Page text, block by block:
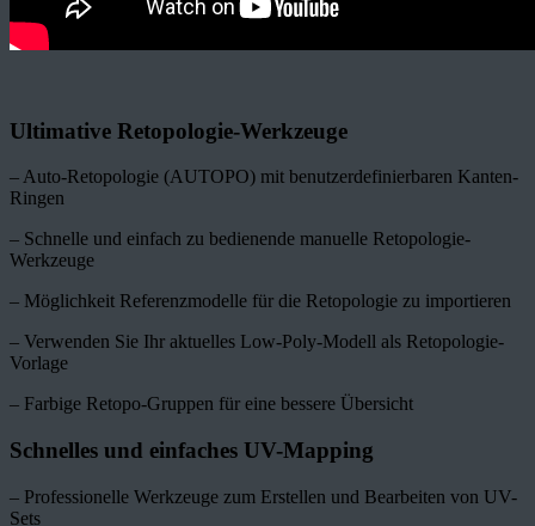
Ultimative Retopologie-Werkzeuge
– Auto-Retopologie (AUTOPO) mit benutzerdefinierbaren Kanten-
Ringen
– Schnelle und einfach zu bedienende manuelle Retopologie-
Werkzeuge
– Möglichkeit Referenzmodelle für die Retopologie zu importieren
– Verwenden Sie Ihr aktuelles Low-Poly-Modell als Retopologie-
Vorlage
– Farbige Retopo-Gruppen für eine bessere Übersicht
Schnelles und einfaches UV-Mapping
– Professionelle Werkzeuge zum Erstellen und Bearbeiten von UV-
Sets